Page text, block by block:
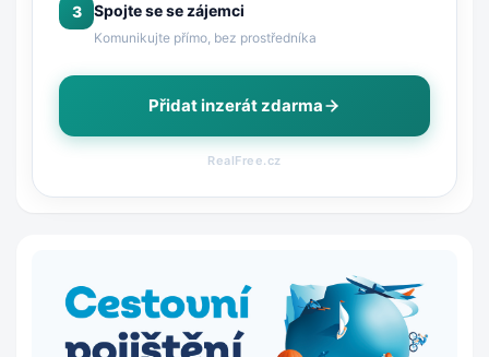
3 Spojte se se zájemci
Komunikujte přímo, bez prostředníka
Přidat inzerát zdarma
RealFree.cz